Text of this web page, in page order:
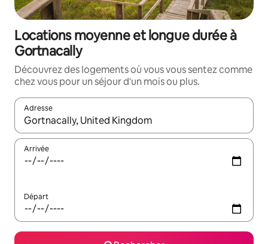
Locations moyenne et longue durée à
Gortnacally
Découvrez des logements où vous vous sentez comme
chez vous pour un séjour d'un mois ou plus.
Adresse
Lorsque les résultats s'affichent, utilisez les flèches vers le
Arrivée
Départ